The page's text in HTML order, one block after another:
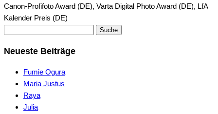
Canon-Profifoto Award (DE), Varta Digital Photo Award (DE), LfA
Kalender Preis (DE)
Neueste Beiträge
Fumie Ogura
Maria Justus
Raya
Julia